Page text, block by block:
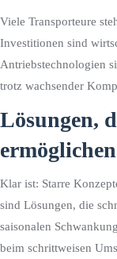
Viele Transporteure
Investitionen sind
Antriebstechnologien
trotz wachsender
Lösungen,
ermöglichen
Klar ist: Starre
sind Lösungen, die
saisonalen
beim schrittweisen